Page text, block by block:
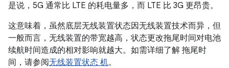
是说，5G 通常比 LTE 的耗电量多，而 LTE 比 3G 更昂贵。
这意味着，虽然底层无线装置状态因无线装置技术而异，但
一般而言，无线装置的带宽越高，状态更改拖尾时间对电池
续航时间造成的相对影响就越大。如需详细了解 拖尾时
间，请参阅无线装置状态 机。